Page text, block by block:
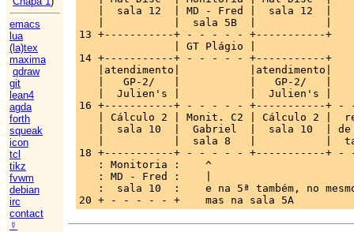
emacs
lua
(la)tex
maxima
qdraw
git
lean4
agda
forth
squeak
icon
tcl
tikz
fvwm
debian
irc
contact
☿
   |  sala 12  | MD - Fred |  sala 12  |
   |           |  sala 5B  |           |
13 +-----------+ - - - - - +-----------+
               | GT Plágio |
14 +-----------+ - - - - -
   |atendimento|           |atendimento|
   |   GP-2/   |           |   GP-2/   |
   |  Julien's |           |  Julien's |
16 +-----------+ - - - - - +-----------+ -
| Cálculo 2 | Monit. C2 | Cálculo 2 |
|  sala 10  |  Gabriel  |  sala 10  | de
|           |  sala 8   |           |
18 +-----------+ - - - - - +-----------+ -
   : Monitoria :    ^
   : MD - Fred :    |
:  sala 10  :    e na 5ª também, no